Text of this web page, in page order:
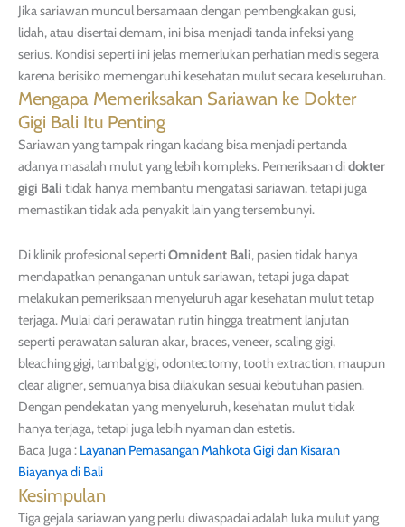
Jika sariawan muncul bersamaan dengan pembengkakan gusi,
lidah, atau disertai demam, ini bisa menjadi tanda infeksi yang
serius. Kondisi seperti ini jelas memerlukan perhatian medis segera
karena berisiko memengaruhi kesehatan mulut secara keseluruhan.
Mengapa Memeriksakan Sariawan ke Dokter
Gigi Bali Itu Penting
Sariawan yang tampak ringan kadang bisa menjadi pertanda
adanya masalah mulut yang lebih kompleks. Pemeriksaan didokter
gigi Bali tidak hanya membantu mengatasi sariawan, tetapi juga
memastikan tidak ada penyakit lain yang tersembunyi.
Di klinik profesional sepertiOmnident Bali, pasien tidak hanya
mendapatkan penanganan untuk sariawan, tetapi juga dapat
melakukan pemeriksaan menyeluruh agar kesehatan mulut tetap
terjaga. Mulai dari perawatan rutin hingga treatment lanjutan
seperti perawatan saluran akar, braces, veneer, scaling gigi,
bleaching gigi, tambal gigi, odontectomy, tooth extraction, maupun
clear aligner, semuanya bisa dilakukan sesuai kebutuhan pasien.
Dengan pendekatan yang menyeluruh, kesehatan mulut tidak
hanya terjaga, tetapi juga lebih nyaman dan estetis.
Baca Juga : Layanan Pemasangan Mahkota Gigi dan Kisaran
Biayanya di Bali
Kesimpulan
Tiga gejala sariawan yang perlu diwaspadai adalah luka mulut yang